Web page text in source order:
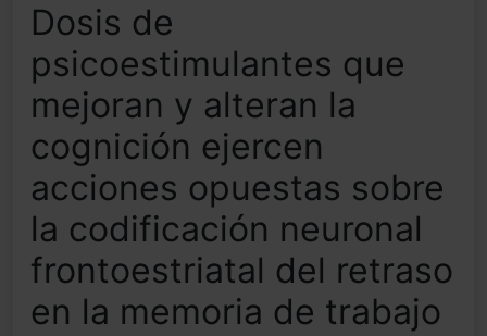
Dosis de
psicoestimulantes que
mejoran y alteran la
cognición ejercen
acciones opuestas sobre
la codificación neuronal
frontoestriatal del retraso
en la memoria de trabajo